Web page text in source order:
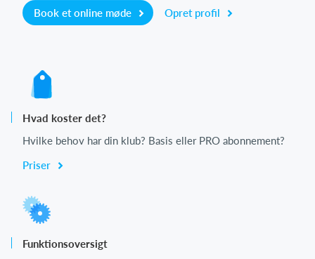
Book et online møde Opret profil
Hvad koster det?
Hvilke behov har din klub? Basis eller PRO abonnement?
Priser
Funktionsoversigt